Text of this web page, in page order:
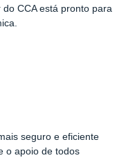
CCA está pronto para
seguro e eficiente
o apoio de todos